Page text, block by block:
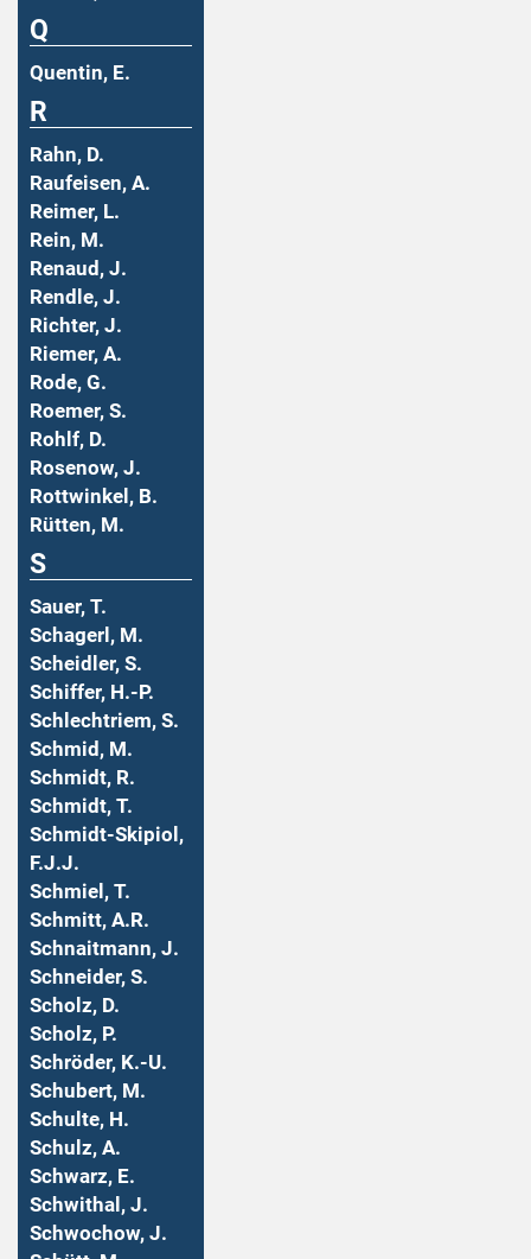
Q
Quentin, E.
R
Rahn, D.
Raufeisen, A.
Reimer, L.
Rein, M.
Renaud, J.
Rendle, J.
Richter, J.
Riemer, A.
Rode, G.
Roemer, S.
Rohlf, D.
Rosenow, J.
Rottwinkel, B.
Rütten, M.
S
Sauer, T.
Schagerl, M.
Scheidler, S.
Schiffer, H.-P.
Schlechtriem, S.
Schmid, M.
Schmidt, R.
Schmidt, T.
Schmidt-Skipiol,
F.J.J.
Schmiel, T.
Schmitt, A.R.
Schnaitmann, J.
Schneider, S.
Scholz, D.
Scholz, P.
Schröder, K.-U.
Schubert, M.
Schulte, H.
Schulz, A.
Schwarz, E.
Schwithal, J.
Schwochow, J.